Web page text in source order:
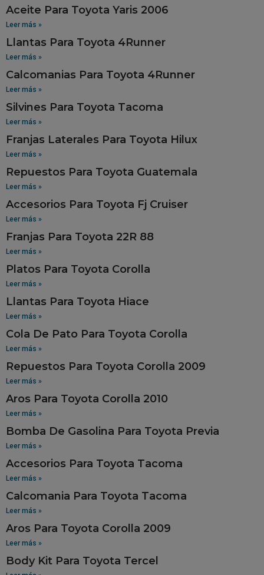
Aceite Para Toyota Yaris 2006
Leer más »
Llantas Para Toyota 4Runner
Leer más »
Calcomanias Para Toyota 4Runner
Leer más »
Silvines Para Toyota Tacoma
Leer más »
Franjas Laterales Para Toyota Hilux
Leer más »
Repuestos Para Toyota Guatemala
Leer más »
Accesorios Para Toyota Fj Cruiser
Leer más »
Franjas Para Toyota 22R 88
Leer más »
Platos Para Toyota Corolla
Leer más »
Llantas Para Toyota Hiace
Leer más »
Cola De Pato Para Toyota Corolla
Leer más »
Repuestos Para Toyota Corolla 2009
Leer más »
Aros Para Toyota Corolla 2010
Leer más »
Bomba De Gasolina Para Toyota Previa
Leer más »
Accesorios Para Toyota Tacoma
Leer más »
Calcomania Para Toyota Tacoma
Leer más »
Aros Para Toyota Corolla 2009
Leer más »
Body Kit Para Toyota Tercel